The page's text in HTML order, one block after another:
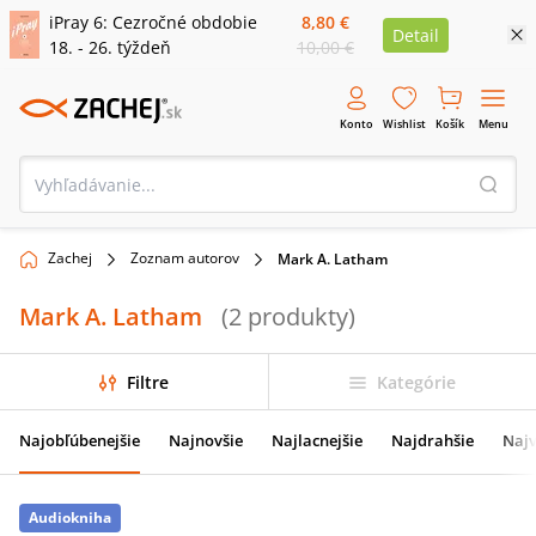
iPray 6: Cezročné obdobie
18. - 26. týždeň
8,80 €
10,00 €
Detail
Konto Wishlist Košík Menu
Zachej Zoznam autorov Mark A. Latham
Mark A. Latham (2 produkty)
Filtre Kategórie
Najobľúbenejšie Najnovšie Najlacnejšie Najdrahšie
Audiokniha